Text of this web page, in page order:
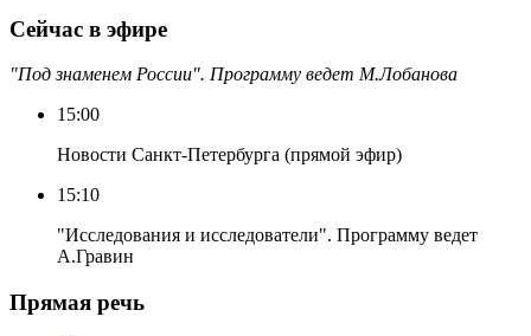
Сейчас в эфире
"Под знаменем России". Программу ведет М.Лобанова
15:00
Новости Санкт-Петербурга (прямой эфир)
15:10
"Исследования и исследователи". Программу ведет
А.Гравин
Прямая речь